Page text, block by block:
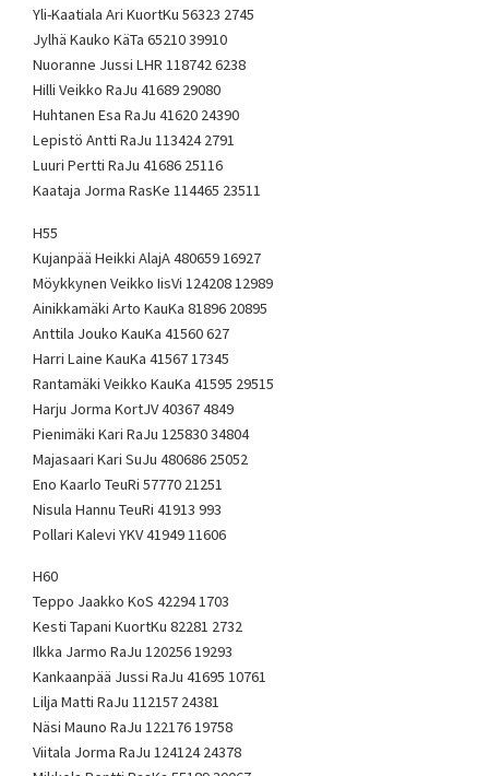
Yli-Kaatiala Ari KuortKu 56323 2745
Jylhä Kauko KäTa 65210 39910
Nuoranne Jussi LHR 118742 6238
Hilli Veikko RaJu 41689 29080
Huhtanen Esa RaJu 41620 24390
Lepistö Antti RaJu 113424 2791
Luuri Pertti RaJu 41686 25116
Kaataja Jorma RasKe 114465 23511
H55
Kujanpää Heikki AlajA 480659 16927
Möykkynen Veikko IisVi 124208 12989
Ainikkamäki Arto KauKa 81896 20895
Anttila Jouko KauKa 41560 627
Harri Laine KauKa 41567 17345
Rantamäki Veikko KauKa 41595 29515
Harju Jorma KortJV 40367 4849
Pienimäki Kari RaJu 125830 34804
Majasaari Kari SuJu 480686 25052
Eno Kaarlo TeuRi 57770 21251
Nisula Hannu TeuRi 41913 993
Pollari Kalevi YKV 41949 11606
H60
Teppo Jaakko KoS 42294 1703
Kesti Tapani KuortKu 82281 2732
Ilkka Jarmo RaJu 120256 19293
Kankaanpää Jussi RaJu 41695 10761
Lilja Matti RaJu 112157 24381
Näsi Mauno RaJu 122176 19758
Viitala Jorma RaJu 124124 24378